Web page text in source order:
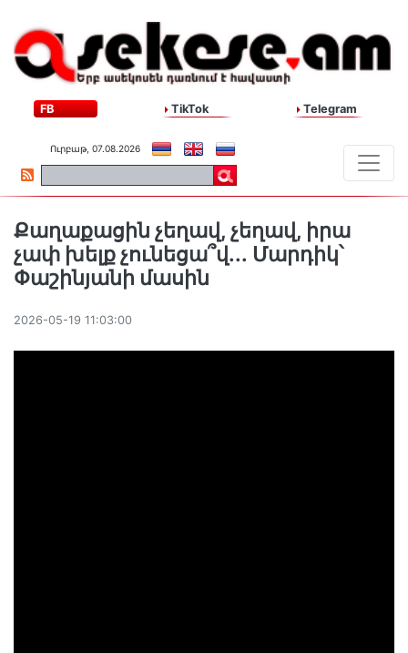
FB TikTok Telegram
Ուրբաթ, 07.08.2026
Քաղաքացին չեղավ, չեղավ, իրա
չափ խելք չունեցա՞վ․․․ Մարդիկ՝
Փաշինյանի մասին
2026-05-19 11:03:00